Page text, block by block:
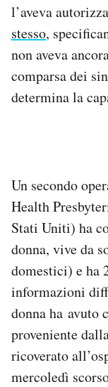
Newsletter
Notifiche
Esci
l’aveva
stesso,
non aveva
comparsa dei
determina la
Un secondo
Health
Stati Uniti) ha
donna, vive da
domestici) e ha
informazioni
donna ha avuto
proveniente
ricoverato
mercoledì